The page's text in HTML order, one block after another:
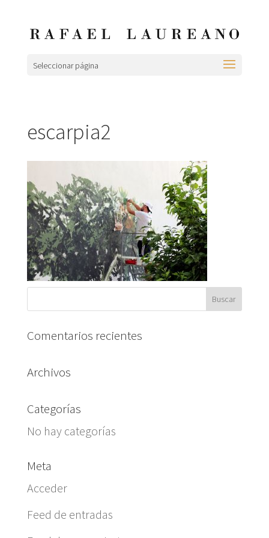
Seleccionar página
escarpia2
Comentarios recientes
Archivos
Categorías
No hay categorías
Meta
Acceder
Feed de entradas